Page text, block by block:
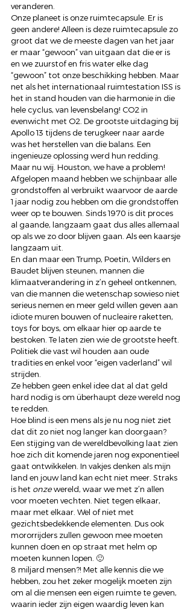
veranderen.
Onze planeet is onze ruimtecapsule. Er is
geen andere! Alleen is deze ruimtecapsule zo
groot dat we de meeste dagen van het jaar
er maar “gewoon” van uitgaan dat die er is
en we zuurstof en fris water elke dag
“gewoon” tot onze beschikking hebben. Maar
net als het internationaal ruimtestation ISS is
het in stand houden van die harmonie in die
hele cyclus, van levensbelang! CO2 in
evenwicht met O2. De grootste uitdaging bij
Apollo 13 tijdens de terugkeer naar aarde
was het herstellen van die balans. Een
ingenieuze oplossing werd hun redding.
Maar nu wij. Houston, we have a problem!
Afgelopen maand hebben we schijnbaar alle
grondstoffen al verbruikt waarvoor de aarde
1 jaar nodig zou hebben om die grondstoffen
weer op te bouwen. Sinds 1970 is dit proces
al gaande, langzaam gaat dus alles allemaal
op als we zo door blijven gaan. Als een kaarsje
langzaam uit.
En dan maar een Trump, Poetin, Wilders en
Baudet blijven steunen, mannen die
klimaatverandering in z’n geheel ontkennen,
van die mannen die wetenschap sowieso niet
serieus nemen en meer geld willen geven aan
idiote muren bouwen of nucleaire raketten,
toys for boys, om elkaar hier op aarde te
bestoken. Te laten zien wie de grootste heeft.
Politiek die vast wil houden aan oude
tradities en enkel voor “eigen vaderland” wil
strijden.
Ze hebben geen enkel idee dat al dat geld
hard nodig is om überhaupt deze wereld nog
te redden.
Hoe blind is een mens als je nu nog niet ziet
dat dit zo niet nog langer kan doorgaan?
Een stijging van de wereldbevolking laat zien
hoe zich dit komende jaren nog exponentieel
gaat ontwikkelen. In vakjes denken als mijn
land en jouw land kan echt niet meer. Straks
is het onze wereld, waar we met z’n allen
voor moeten vechten. Niet tegen elkaar,
maar met elkaar. Wel of niet met
gezichtsbedekkende elementen. Dus ook
mororrijders zullen gewoon mee moeten
kunnen doen en op straat met helm op
moeten kunnen lopen. 🙂
8 miljard mensen?! Met alle kennis die we
hebben, zou het zeker mogelijk moeten zijn
om al die mensen een eigen ruimte te geven,
waarin ieder zijn eigen waardig leven kan